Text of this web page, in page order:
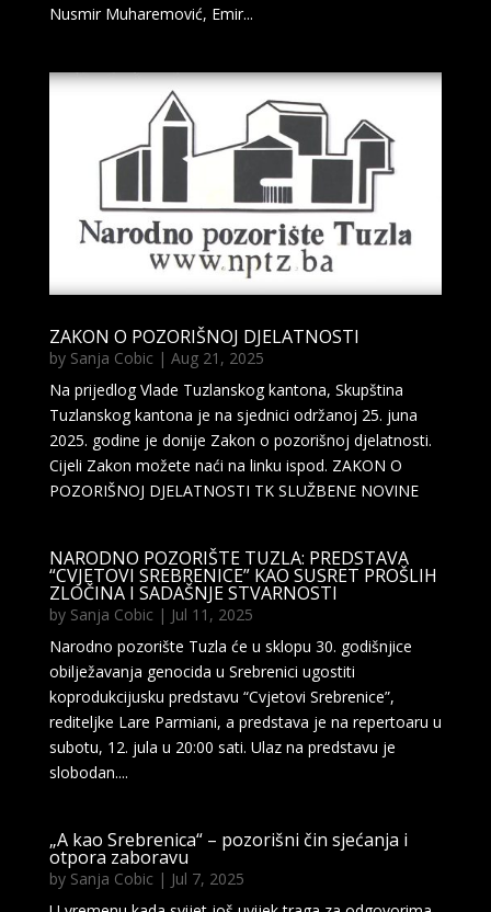
Nusmir Muharemović, Emir...
ZAKON O POZORIŠNOJ DJELATNOSTI
by Sanja Cobic| Aug 21, 2025
Na prijedlog Vlade Tuzlanskog kantona, Skupština
Tuzlanskog kantona je na sjednici održanoj 25. juna
2025. godine je donije Zakon o pozorišnoj djelatnosti.
Cijeli Zakon možete naći na linku ispod. ZAKON O
POZORIŠNOJ DJELATNOSTI TK SLUŽBENE NOVINE
NARODNO POZORIŠTE TUZLA: PREDSTAVA
“CVJETOVI SREBRENICE” KAO SUSRET PROŠLIH
ZLOČINA I SADAŠNJE STVARNOSTI
by Sanja Cobic| Jul 11, 2025
Narodno pozorište Tuzla će u sklopu 30. godišnjice
obilježavanja genocida u Srebrenici ugostiti
koprodukcijusku predstavu “Cvjetovi Srebrenice”,
rediteljke Lare Parmiani, a predstava je na repertoaru u
subotu, 12. jula u 20:00 sati. Ulaz na predstavu je
slobodan....
„A kao Srebrenica“ – pozorišni čin sjećanja i
otpora zaboravu
by Sanja Cobic| Jul 7, 2025